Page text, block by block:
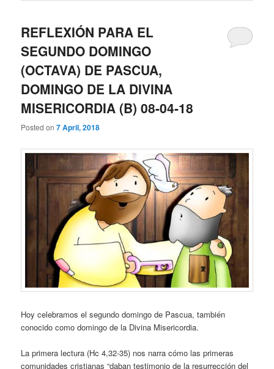
REFLEXIÓN PARA EL
SEGUNDO DOMINGO
(OCTAVA) DE PASCUA,
DOMINGO DE LA DIVINA
MISERICORDIA (B) 08-04-18
Posted on7 April, 2018
Hoy celebramos el segundo domingo de Pascua, también
conocido como domingo de la Divina Misericordia.
La primera lectura (Hc 4,32-35) nos narra cómo las primeras
comunidades cristianas “daban testimonio de la resurrección del